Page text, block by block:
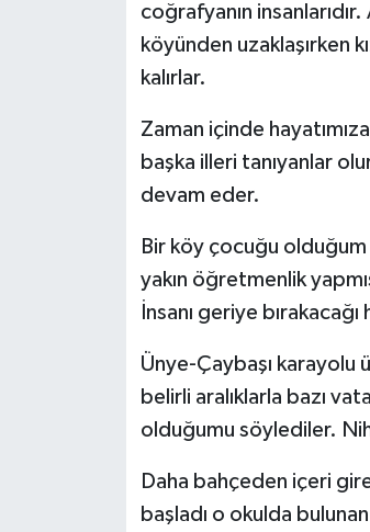
coğrafyanın
köyünden uzaklaşırken
kalırlar.
Zaman içinde
başka illeri tanıyanlar
devam eder.
Bir köy çocuğu olduğum
yakın öğretmenlik
İnsanı geriye
Ünye-Çaybaşı
belirli aralıklarla bazı
olduğumu söylediler.
Daha bahçeden içeri
başladı o okulda